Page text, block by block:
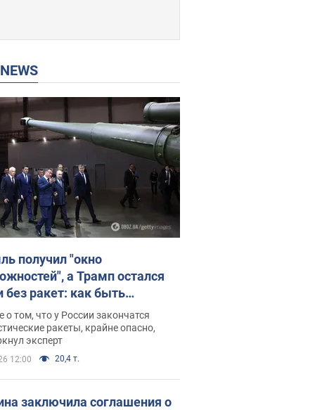
NEWS
получил "окно
а Трамп остался
без ракет: как быть
Интервью с Мельником
о том, что у России закончатся
ракеты, крайне опасно,
эксперт
12:00 20,4 т.
заключила соглашения о